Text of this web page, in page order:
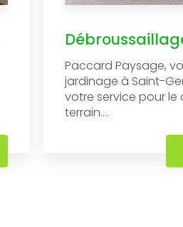
Paccard Paysage,
jardinage à Saint-
votre service pour
terrain....